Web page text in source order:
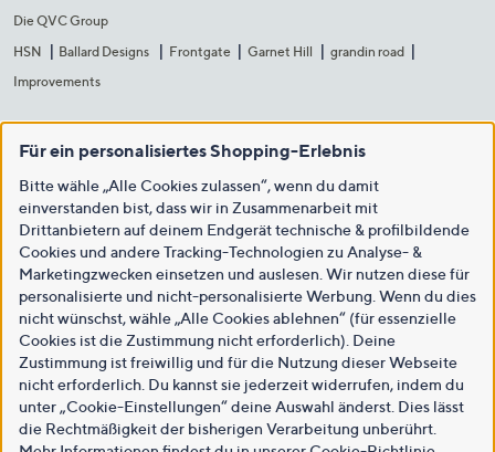
Die QVC Group
HSN
Ballard Designs Frontgate Garnet Hill
grandin road
Improvements
Für ein personalisiertes Shopping-Erlebnis
Bitte wähle „Alle Cookies zulassen“, wenn du damit
einverstanden bist, dass wir in Zusammenarbeit mit
Drittanbietern auf deinem Endgerät technische & profilbildende
Cookies und andere Tracking-Technologien zu Analyse- &
Marketingzwecken einsetzen und auslesen. Wir nutzen diese für
personalisierte und nicht-personalisierte Werbung. Wenn du dies
nicht wünschst, wähle „Alle Cookies ablehnen“ (für essenzielle
Cookies ist die Zustimmung nicht erforderlich). Deine
Zustimmung ist freiwillig und für die Nutzung dieser Webseite
nicht erforderlich. Du kannst sie jederzeit widerrufen, indem du
unter „Cookie-Einstellungen“ deine Auswahl änderst. Dies lässt
die Rechtmäßigkeit der bisherigen Verarbeitung unberührt.